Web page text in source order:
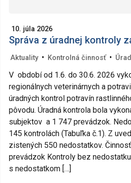
10. júla 2026
Správa z úradnej kontroly
Aktuality • Kontrolná činnosť •
V období od 1.6. do 30.6. 2026
regionálnych veterinárnych a
úradných kontrol potravín
pôvodu. Úradná kontrola bola
subjektov a 1 747 prevádzok.
145 kontrolách (Tabuľka č.1). Z
zistených 550 nedostatkov.
prevádzok Kontroly bez
s nedostatkom […]